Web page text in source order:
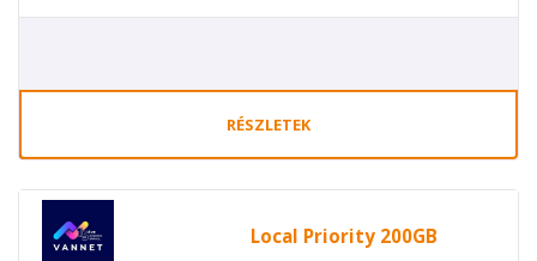
RÉSZLETEK
Local Priority 200GB